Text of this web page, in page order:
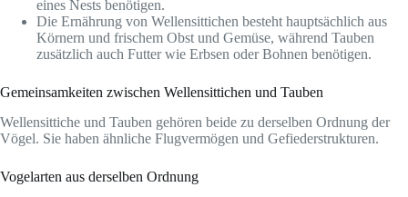
eines Nests benötigen.
Die Ernährung von Wellensittichen besteht hauptsächlich aus
Körnern und frischem Obst und Gemüse, während Tauben
zusätzlich auch Futter wie Erbsen oder Bohnen benötigen.
Gemeinsamkeiten zwischen Wellensittichen und Tauben
Wellensittiche und Tauben gehören beide zu derselben Ordnung der
Vögel. Sie haben ähnliche Flugvermögen und Gefiederstrukturen.
Vogelarten aus derselben Ordnung